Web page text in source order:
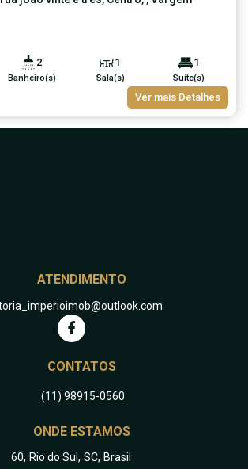
2
Banheiro(s)
1
Sala(s)
1
Suíte(s)
Ver mais Detalhes
ATENDIMENTO
CONTATOS
(11) 98915-0560
ONDE ESTAMOS
60, Rio do Sul , SC, Brasil